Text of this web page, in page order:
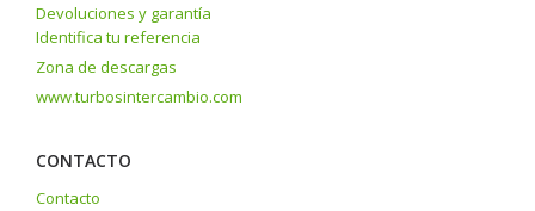
Devoluciones y garantía
Identifica tu referencia
Zona de descargas
www.turbosintercambio.com
CONTACTO
Contacto